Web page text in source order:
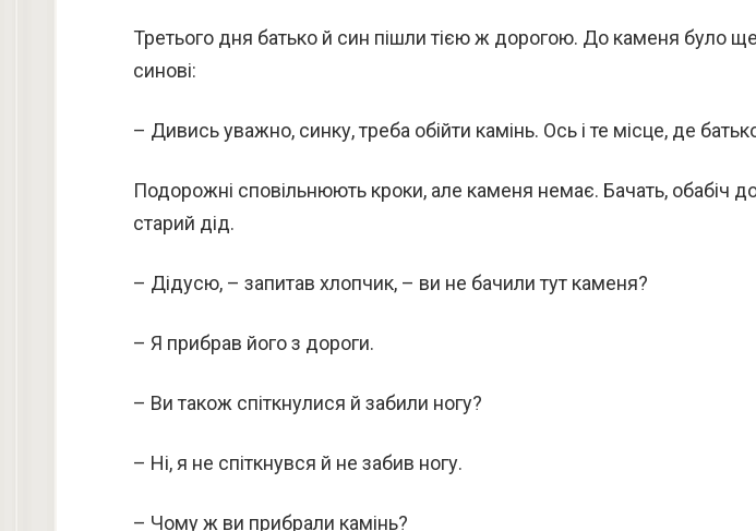
Третього дня батько й син пішли тією ж дорогою. До каменя було
синові:
– Дивись уважно, синку, треба обійти камінь. Ось і те місце, де
Подорожні сповільнюють кроки, але каменя немає. Бачать, обабіч
старий дід.
– Дідусю, – запитав хлопчик, – ви не бачили тут каменя?
– Я прибрав його з дороги.
– Ви також спіткнулися й забили ногу?
– Ні, я не спіткнувся й не забив ногу.
– Чому ж ви прибрали камінь?